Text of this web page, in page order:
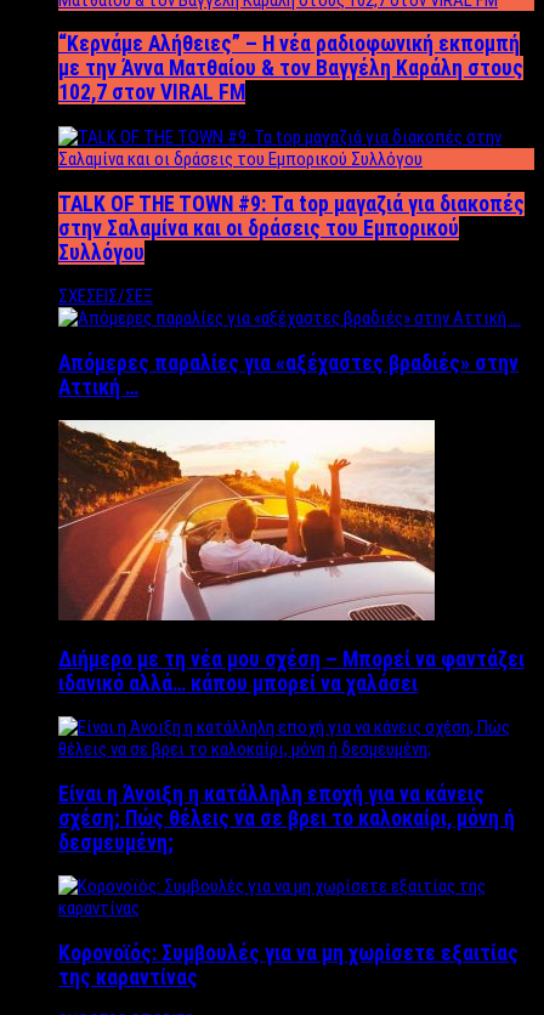
“Kερνάμε Αλήθειες” – Η νέα ραδιοφωνική εκπομπή
με την Άννα Ματθαίου & τον Βαγγέλη Καράλη στους
102,7 στον VIRAL FM
TALK OF THE TOWN #9: Τα top μαγαζιά για διακοπές
στην Σαλαμίνα και οι δράσεις του Εμπορικού
Συλλόγου
ΣΧΕΣΕΙΣ/ΣΕΞ
Απόμερες παραλίες για «αξέχαστες βραδιές» στην
Αττική …
Διήμερο με τη νέα μου σχέση – Μπορεί να φαντάζει
ιδανικό αλλά… κάπου μπορεί να χαλάσει
Είναι η Άνοιξη η κατάλληλη εποχή για να κάνεις
σχέση; Πώς θέλεις να σε βρει το καλοκαίρι, μόνη ή
δεσμευμένη;
Κορονοϊός: Συμβουλές για να μη χωρίσετε εξαιτίας
της καραντίνας